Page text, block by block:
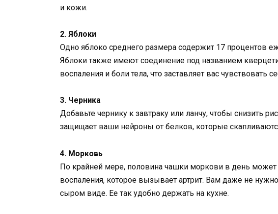
и кожи.
2. Яблоки
Одно яблоко среднего размера содержит 17 процентов
Яблоки также имеют соединение под названием
воспаления и боли тела, что заставляет вас чувствовать
3. Черника
Добавьте чернику к завтраку или ланчу, чтобы снизить
защищает ваши нейроны от белков, которые
4. Морковь
По крайней мере, половина чашки моркови в день может
воспаления, которое вызывает артрит. Вам даже не
сыром виде. Ее так удобно держать на кухне.